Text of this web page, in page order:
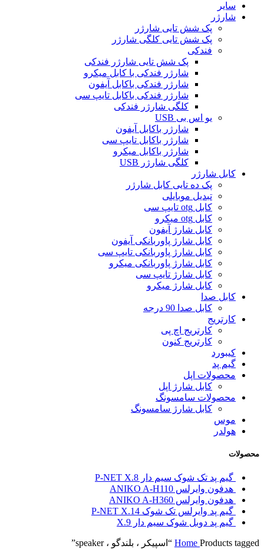
سایر
شارژر
پک شش تایی شارژر
پک شش تایی کلگی شارژر
فندکی
پک شش تایی شارژر فندکی
شارژر فندکی با کابل میکرو
شارژر فندکی باکابل آیفون
شارژر فندکی باکابل تایپ سی
کلگی شارژر فندکی
یو اس بی USB
شارژر باکابل آیفون
شارژر باکابل تایپ سی
شارژر باکابل میکرو
کلگی شارژر USB
کابل شارژر
پک ده تایی کابل شارژر
تبدیل موبایلی
کابل otg تایپ سی
کابل otg میکرو
کابل شارژ آیفون
کابل شارژ پاوربانکی آیفون
کابل شارژ پاوربانکی تایپ سی
کابل شارژ پاوربانکی میکرو
کابل شارژ تایپ سی
کابل شارژ میکرو
کابل صدا
کابل صدا 90 درجه
کارتریج
کارتریج اچ پی
کارتریج کنون
کیبورد
گیم پد
محصولات اپل
کابل شارژ اپل
محصولات سامسونگ
کابل شارژ سامسونگ
موس
هولدر
محصولات
گیم پد تک شوک سیم دار P-NET X.8
هدفون وایرلس ANIKO A-H110
هدفون وایرلس ANIKO A-H360
گیم پد وایرلس تک شوک P-NET X.14
گیم پد دوبل شوک سیم دار X.9
Home Products tagged “اسپیکر ، بلندگو ، speaker”